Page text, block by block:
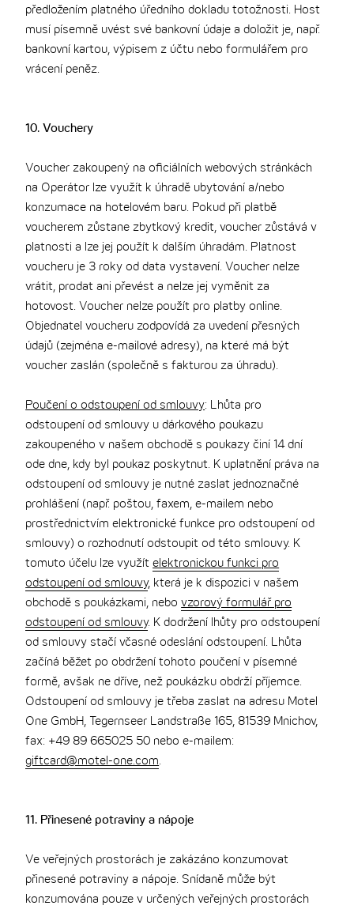
předložením platného úředního dokladu totožnosti. Host
musí písemně uvést své bankovní údaje a doložit je, např.
bankovní kartou, výpisem z účtu nebo formulářem pro
vrácení peněz.
10. Vouchery
Voucher zakoupený na oficiálních webových stránkách
na Operátor lze využít k úhradě ubytování a/nebo
konzumace na hotelovém baru. Pokud při platbě
voucherem zůstane zbytkový kredit, voucher zůstává v
platnosti a lze jej použít k dalším úhradám. Platnost
voucheru je 3 roky od data vystavení. Voucher nelze
vrátit, prodat ani převést a nelze jej vyměnit za
hotovost. Voucher nelze použít pro platby online.
Objednatel voucheru zodpovídá za uvedení přesných
údajů (zejména e-mailové adresy), na které má být
voucher zaslán (společně s fakturou za úhradu).
Poučení o odstoupení od smlouvy: Lhůta pro
odstoupení od smlouvy u dárkového poukazu
zakoupeného v našem obchodě s poukazy činí 14 dní
ode dne, kdy byl poukaz poskytnut. K uplatnění práva na
odstoupení od smlouvy je nutné zaslat jednoznačné
prohlášení (např. poštou, faxem, e-mailem nebo
prostřednictvím elektronické funkce pro odstoupení od
smlouvy) o rozhodnutí odstoupit od této smlouvy. K
tomuto účelu lze využítelektronickou funkci pro
odstoupení od smlouvy, která je k dispozici v našem
obchodě s poukázkami, nebovzorový formulář pro
odstoupení od smlouvy. K dodržení lhůty pro odstoupení
od smlouvy stačí včasné odeslání odstoupení. Lhůta
začíná běžet po obdržení tohoto poučení v písemné
formě, avšak ne dříve, než poukázku obdrží příjemce.
Odstoupení od smlouvy je třeba zaslat na adresu Motel
One GmbH, Tegernseer Landstraße 165, 81539 Mnichov,
fax: +49 89 665025 50 nebo e-mailem:
giftcard@motel-one.com.
11. Přinesené potraviny a nápoje
Ve veřejných prostorách je zakázáno konzumovat
přinesené potraviny a nápoje. Snídaně může být
konzumována pouze v určených veřejných prostorách